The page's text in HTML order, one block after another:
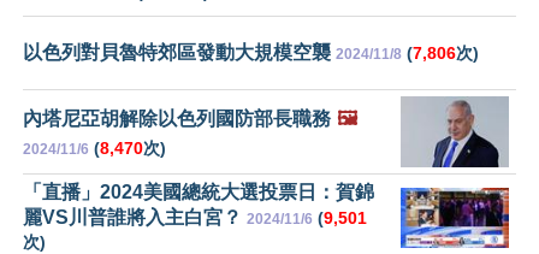
以色列對貝魯特郊區發動大規模空襲 2024/11/8 (7,806次)
內塔尼亞胡解除以色列國防部長職務 🖼️
2024/11/6 (8,470次)
「直播」2024美國總統大選投票日：賀錦
麗VS川普誰將入主白宮？ 2024/11/6 (9,501
次)